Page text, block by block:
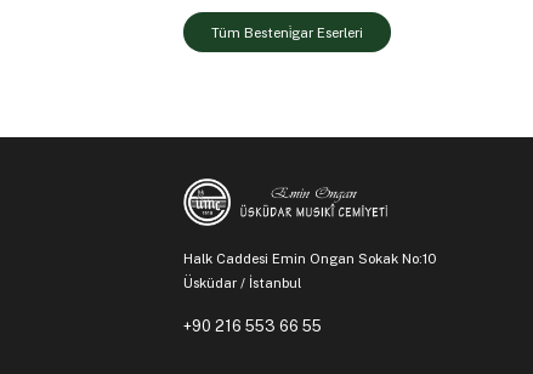
Tüm Besteni̇gar Eserleri
Halk Caddesi Emin Ongan Sokak No:10
Üsküdar / İstanbul
+90 216 553 66 55